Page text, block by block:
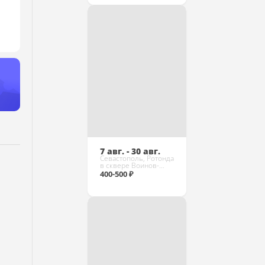
7 авг. - 30 авг.
Севастополь, Ротонда
в сквере Воинов-
интернационалистов
400-500 ₽